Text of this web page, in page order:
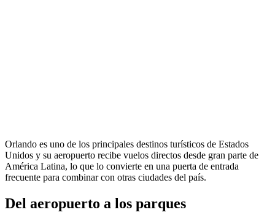
Orlando es uno de los principales destinos turísticos de Estados
Unidos y su aeropuerto recibe vuelos directos desde gran parte de
América Latina, lo que lo convierte en una puerta de entrada
frecuente para combinar con otras ciudades del país.
Del aeropuerto a los parques